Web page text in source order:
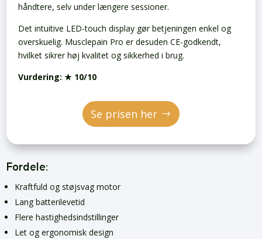
håndtere, selv under længere sessioner.
Det intuitive LED-touch display gør betjeningen enkel og
overskuelig. Musclepain Pro er desuden CE-godkendt,
hvilket sikrer høj kvalitet og sikkerhed i brug.
Vurdering: ★ 10/10
Se prisen her
Fordele:
Kraftfuld og støjsvag motor
Lang batterilevetid
Flere hastighedsindstillinger
Let og ergonomisk design